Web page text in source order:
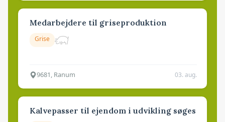
Medarbejdere til griseproduktion
Grise
9681, Ranum 03. aug.
Kalvepasser til ejendom i udvikling søges